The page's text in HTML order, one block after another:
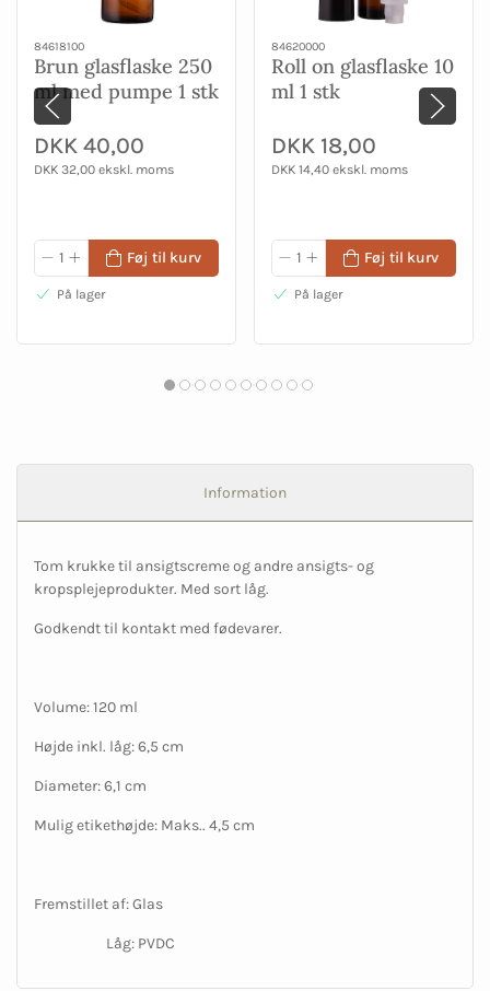
84618100
Brun glasflaske 250
ml med pumpe 1 stk
DKK 40,00
DKK 32,00 ekskl. moms
Føj til kurv
På lager
84620000
Roll on glasflaske 10
ml 1 stk
DKK 18,00
DKK 14,40 ekskl. moms
Føj til kurv
På lager
Information
Tom krukke til ansigtscreme og andre ansigts- og
kropsplejeprodukter. Med sort låg.
Godkendt til kontakt med fødevarer.
Volume: 120 ml
Højde inkl. låg: 6,5 cm
Diameter: 6,1 cm
Mulig etikethøjde: Maks.. 4,5 cm
Fremstillet af: Glas
Låg: PVDC